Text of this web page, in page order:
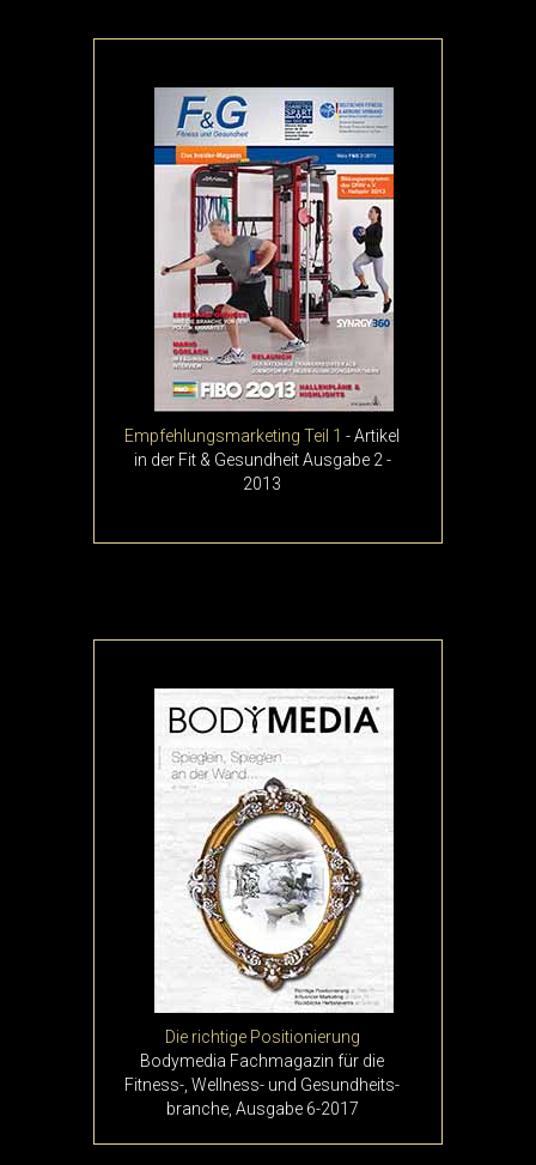
Empfehlungsmarketing Teil 1 - Artikel
in der Fit & Gesundheit Ausgabe 2 -
2013
Die richtige Positionierung
Bodymedia Fachmagazin für die
Fitness-, Wellness- und Gesund­heits­
branche, Ausgabe 6-2017